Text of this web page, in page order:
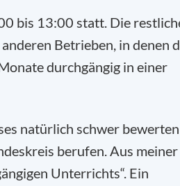
bis 13:00 statt. Die
Betrieben, in denen
durchgängig in einer
natürlich schwer bewerten
berufen. Aus meiner
Unterrichts“. Ein